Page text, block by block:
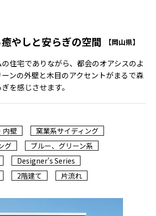
やしと安らぎの空間 【岡山県】
住宅でありながら、都会のオアシスのよ
ンの外壁と木目のアクセントがまるで森
を感じさせます。
内壁
窯業系サイディング
グ
ブルー、グリーン系
Designer's Series
2階建て 片流れ